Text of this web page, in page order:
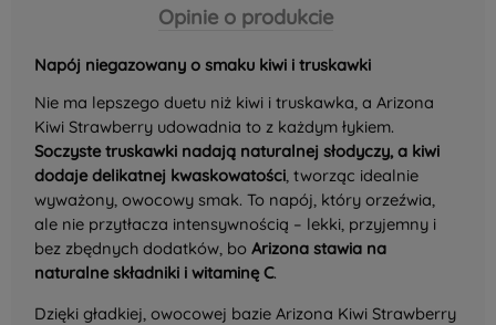
Opinie o produkcie
Napój niegazowany o smaku kiwi i truskawki
Nie ma lepszego duetu niż kiwi i truskawka, a Arizona
Kiwi Strawberry udowadnia to z każdym łykiem.
Soczyste truskawki nadają naturalnej słodyczy, a kiwi
dodaje delikatnej kwaskowatości, tworząc idealnie
wyważony, owocowy smak. To napój, który orzeźwia,
ale nie przytłacza intensywnością – lekki, przyjemny i
bez zbędnych dodatków, boArizona stawia na
naturalne składniki i witaminę C.
Dzięki gładkiej, owocowej bazie Arizona Kiwi Strawberry